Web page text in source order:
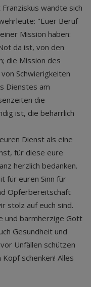
Franziskus wandte sich
"Euer Beruf
Mission haben:
da ist, von den
die Mission des
Schwierigkeiten
Dienstes am
die
ist, die beharrlich
Dienst als eine
für diese eure
herzlich bedanken.
für euren Sinn für
Opferbereitschaft
stolz auf euch sind.
und barmherzige Gott
Gesundheit und
Unfällen schützen
schenken! Alles